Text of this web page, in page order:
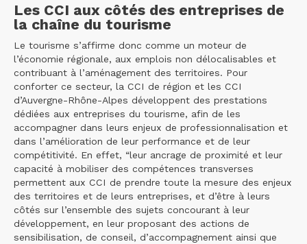
Les CCI aux côtés des entreprises de
la chaîne du tourisme
Le tourisme s’affirme donc comme un moteur de
l’économie régionale, aux emplois non délocalisables et
contribuant à l’aménagement des territoires. Pour
conforter ce secteur, la CCI de région et les CCI
d’Auvergne-Rhône-Alpes développent des prestations
dédiées aux entreprises du tourisme, afin de les
accompagner dans leurs enjeux de professionnalisation et
dans l’amélioration de leur performance et de leur
compétitivité. En effet, “leur ancrage de proximité et leur
capacité à mobiliser des compétences transverses
permettent aux CCI de prendre toute la mesure des enjeux
des territoires et de leurs entreprises, et d’être à leurs
côtés sur l’ensemble des sujets concourant à leur
développement, en leur proposant des actions de
sensibilisation, de conseil, d’accompagnement ainsi que